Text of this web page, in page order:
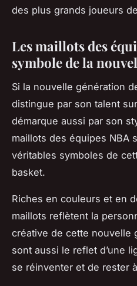
des plus grands joueurs
Les maillots des
symbole de la
Si la nouvelle génération
distingue par son talent
démarque aussi par son
maillots des équipes NBA
véritables symboles de
basket.
Riches en couleurs et en
maillots reflètent la
créative de cette nouvelle
sont aussi le reflet d’une
se réinventer et de rester